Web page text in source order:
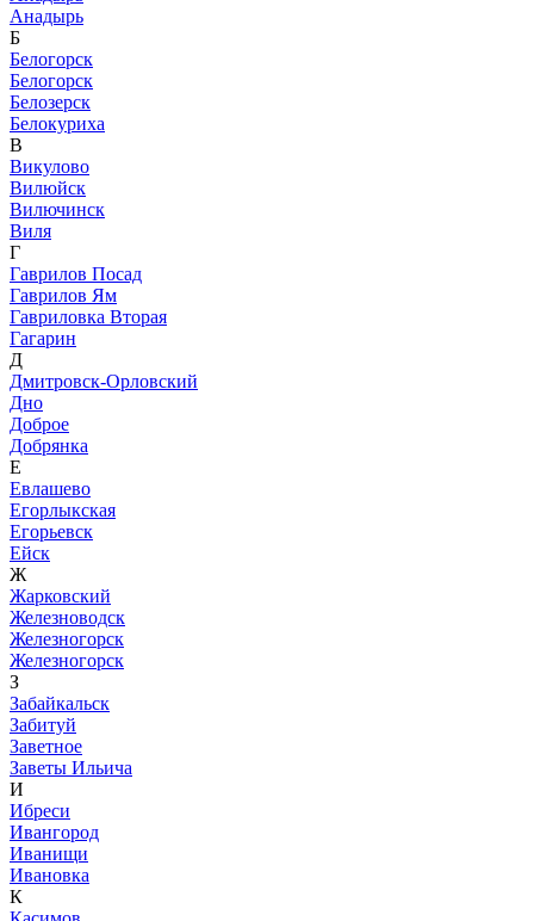
Анадырь
Б
Белогорск
Белогорск
Белозерск
Белокуриха
В
Викулово
Вилюйск
Вилючинск
Виля
Г
Гаврилов Посад
Гаврилов Ям
Гавриловка Вторая
Гагарин
Д
Дмитровск-Орловский
Дно
Доброе
Добрянка
Е
Евлашево
Егорлыкская
Егорьевск
Ейск
Ж
Жарковский
Железноводск
Железногорск
Железногорск
З
Забайкальск
Забитуй
Заветное
Заветы Ильича
И
Ибреси
Ивангород
Иванищи
Ивановка
К